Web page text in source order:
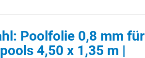
Poolfolie 0,8 mm für
4,50 x 1,35 m |